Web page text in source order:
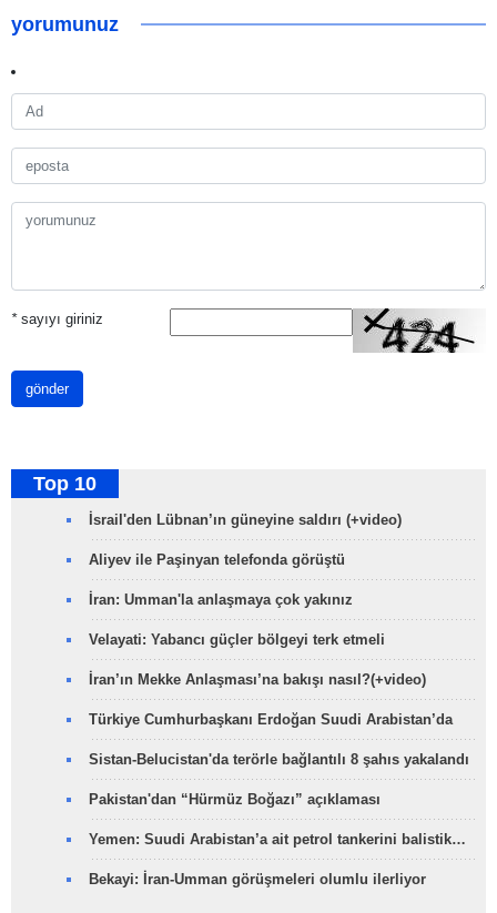
yorumunuz
*sayıyı giriniz
gönder
Top 10
İsrail'den Lübnan’ın güneyine saldırı (+video)
Aliyev ile Paşinyan telefonda görüştü
İran: Umman'la anlaşmaya çok yakınız
Velayati: Yabancı güçler bölgeyi terk etmeli
İran’ın Mekke Anlaşması’na bakışı nasıl?(+video)
Türkiye Cumhurbaşkanı Erdoğan Suudi Arabistan’da
Sistan-Belucistan'da terörle bağlantılı 8 şahıs yakalandı
Pakistan'dan “Hürmüz Boğazı” açıklaması
Yemen: Suudi Arabistan’a ait petrol tankerini balistik…
Bekayi: İran-Umman görüşmeleri olumlu ilerliyor